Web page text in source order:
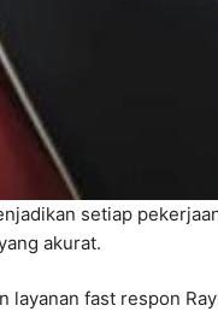
setiap
akurat.
layanan fast respon